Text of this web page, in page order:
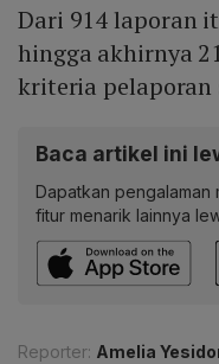
Dari 914 laporan
hingga akhirnya
kriteria pelaporan
Baca artikel ini
Dapatkan pengalaman
fitur menarik lainnya
Reporter: Amelia